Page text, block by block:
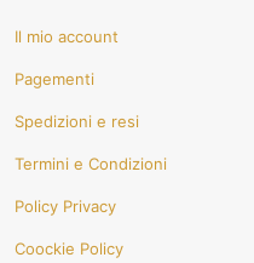
Il mio account
Pagementi
Spedizioni e resi
Termini e Condizioni
Policy Privacy
Coockie Policy